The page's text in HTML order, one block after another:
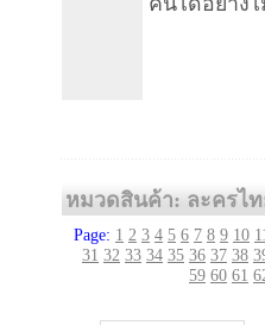
หมวดสินค้า: ละครไท
Page: 1 2 3 4 5 6 7 8 9 10
31 32 33 34 35 36 37 38
59 60 61